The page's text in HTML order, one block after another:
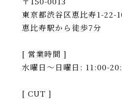
東京都渋谷区恵比寿1-22-
恵比寿駅から徒歩7分
[ 営業時間 ]
水曜日〜日曜日: 11:00-
[ CUT ]